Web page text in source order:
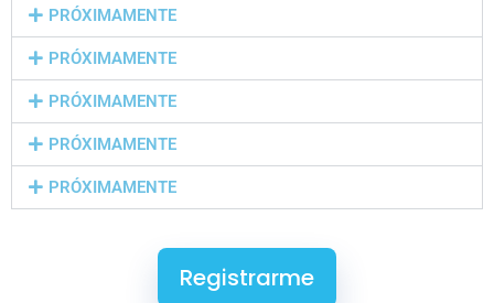
PRÓXIMAMENTE
PRÓXIMAMENTE
PRÓXIMAMENTE
PRÓXIMAMENTE
PRÓXIMAMENTE
Registrarme